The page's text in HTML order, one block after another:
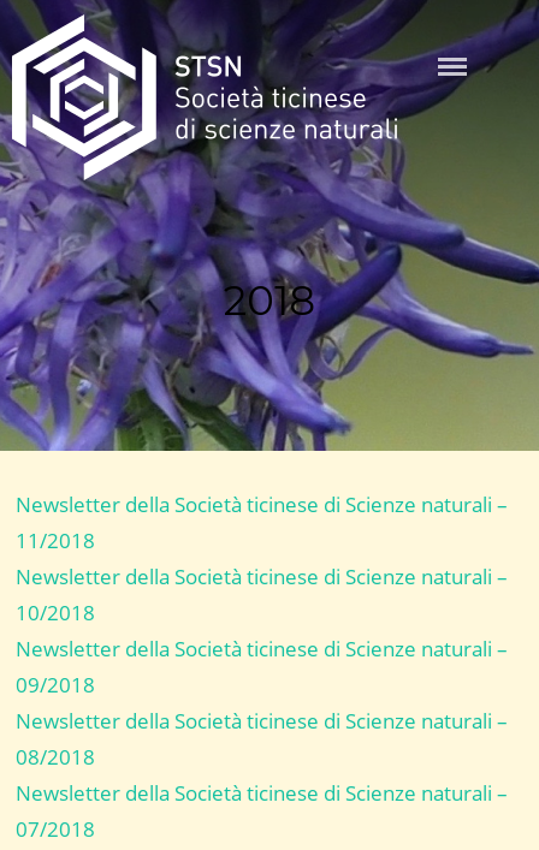
Skip
to
content
STSN
2018
Newsletter della Società ticinese di Scienze naturali –
11/2018
Newsletter della Società ticinese di Scienze naturali –
10/2018
Newsletter della Società ticinese di Scienze naturali –
09/2018
Newsletter della Società ticinese di Scienze naturali –
08/2018
Newsletter della Società ticinese di Scienze naturali –
07/2018